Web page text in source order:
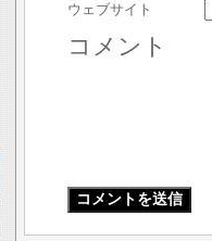
ウェブサイト
コメント